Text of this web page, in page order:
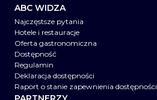
ABC WIDZA
Najczęstsze pytania
Hotele i restauracje
Oferta gastronomiczna
Dostępność
Regulamin
Deklaracja dostępności
Raport o stanie zapewnienia dostępności